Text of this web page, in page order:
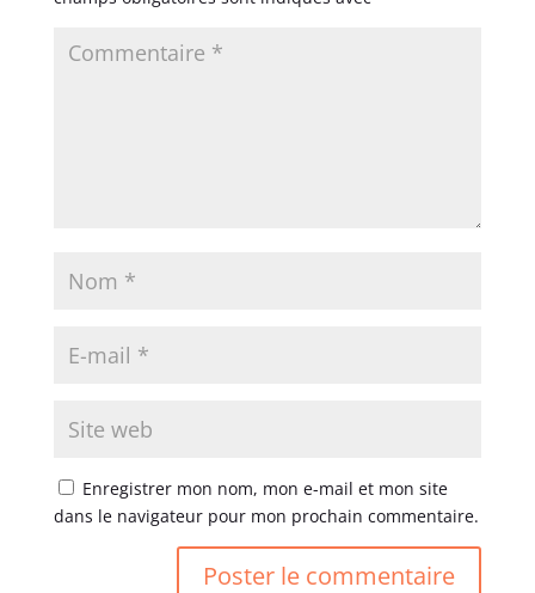
Enregistrer mon nom, mon e-mail et mon site
dans le navigateur pour mon prochain commentaire.